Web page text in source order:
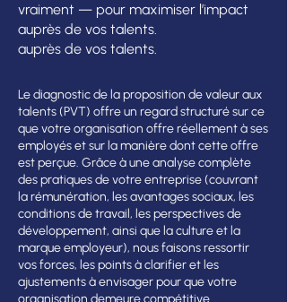
vraiment — pour maximiser l’impact
auprès de vos talents.
auprès de vos talents.
Le diagnostic de la proposition de valeur aux
talents (PVT) offre un regard structuré sur ce
que votre organisation offre réellement à ses
employés et sur la manière dont cette offre
est perçue. Grâce à une analyse complète
des pratiques de votre entreprise (couvrant
la rémunération, les avantages sociaux, les
conditions de travail, les perspectives de
développement, ainsi que la culture et la
marque employeur), nous faisons ressortir
vos forces, les points à clarifier et les
ajustements à envisager pour que votre